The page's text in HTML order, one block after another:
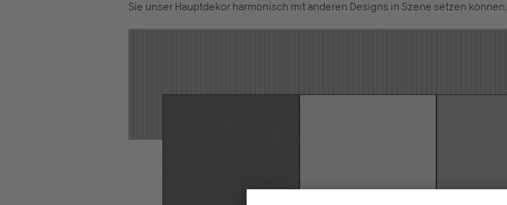
Sie unser Hauptdekor harmonisch mit anderen Designs in Szene setzen können.